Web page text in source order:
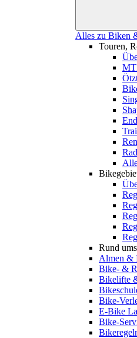
Alles zu Biken
Touren,
Rund
Almen &
Bike- &
Bikelifte
Bike-
E-Bike
Bike-